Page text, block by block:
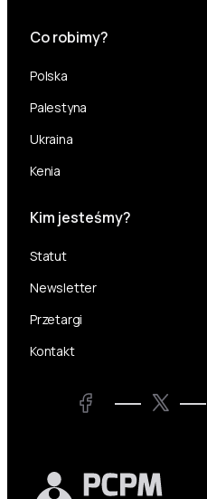
Co robimy?
Polska
Palestyna
Ukraina
Kenia
Kim jesteśmy?
Statut
Newsletter
Przetargi
Kontakt
Facebook Twitter